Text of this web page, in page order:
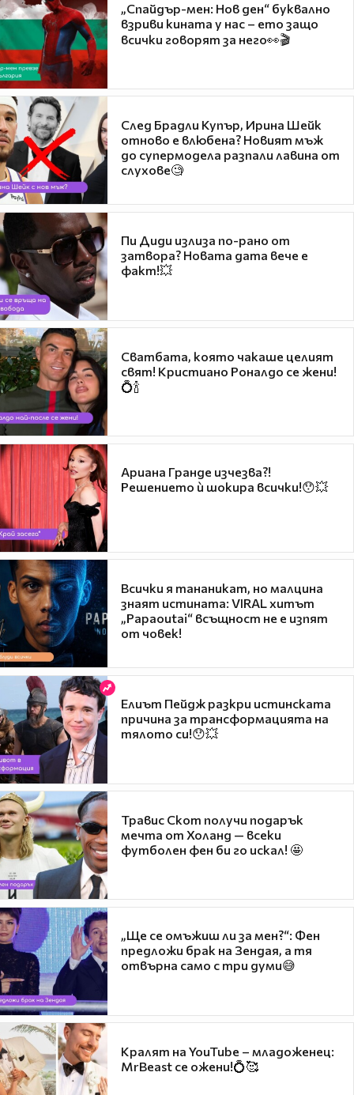
„Спайдър-мен: Нов ден“ буквално
взриви кината у нас – ето защо
всички говорят за него👀🎬
След Брадли Купър, Ирина Шейк
отново е влюбена? Новият мъж
до супермодела разпали лавина от
слухове🧐
Пи Диди излиза по-рано от
затвора? Новата дата вече е
факт!💥
Сватбата, която чакаше целият
свят! Кристиано Роналдо се жени!
💍🍾
Ариана Гранде изчезва?!
Решението ѝ шокира всички!😯💥
Всички я тананикат, но малцина
знаят истината: VIRAL хитът
„Papaoutai“ всъщност не е изпят
от човек!
Елиът Пейдж разкри истинската
причина за трансформацията на
тялото си!😯💥
Травис Скот получи подарък
мечта от Холанд — всеки
футболен фен би го искал! 🤩
„Ще се омъжиш ли за мен?“: Фен
предложи брак на Зендая, а тя
отвърна само с три думи😅
Кралят на YouTube – младоженец:
MrBeast се ожени!💍🥰